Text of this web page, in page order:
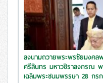
ลงนามถวายพระพรชัยมงคล
ศรีสินทร มหาวชิราลงกรณ พ
เฉลิมพระชนมพรรษา 28 กร